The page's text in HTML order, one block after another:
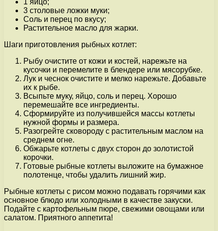
1 яйцо;
3 столовые ложки муки;
Соль и перец по вкусу;
Растительное масло для жарки.
Шаги приготовления рыбных котлет:
Рыбу очистите от кожи и костей, нарежьте на
кусочки и перемелите в блендере или мясорубке.
Лук и чеснок очистите и мелко нарежьте. Добавьте
их к рыбе.
Всыпьте муку, яйцо, соль и перец. Хорошо
перемешайте все ингредиенты.
Сформируйте из получившейся массы котлеты
нужной формы и размера.
Разогрейте сковороду с растительным маслом на
среднем огне.
Обжарьте котлеты с двух сторон до золотистой
корочки.
Готовые рыбные котлеты выложите на бумажное
полотенце, чтобы удалить лишний жир.
Рыбные котлеты с рисом можно подавать горячими как
основное блюдо или холодными в качестве закуски.
Подайте с картофельным пюре, свежими овощами или
салатом. Приятного аппетита!